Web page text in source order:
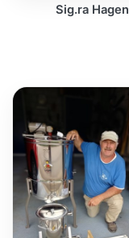
Sig.ra Hagen